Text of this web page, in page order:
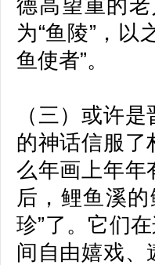
德高望重的
为“鱼陵”，以
鱼使者”。
（三）或许
的神话信服了
么年画上年年
后，鲤鱼溪
珍”了。它们
间自由嬉戏、